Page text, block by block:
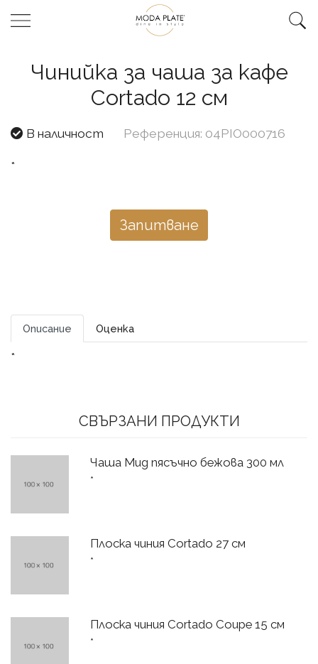
Чинийка за чаша за кафе
Cortado 12 см
В наличност Референция: 04PIO000716
*
Запитване
Описание Оценка
*
СВЪРЗАНИ ПРОДУКТИ
Чаша Mug пясъчно бежова 300 мл
*
Плоска чиния Cortado 27 см
*
Плоска чиния Cortado Coupe 15 см
*